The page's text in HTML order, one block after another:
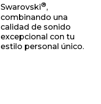
Swarovski®,
combinando una
calidad de sonido
excepcional con tu
estilo personal único.